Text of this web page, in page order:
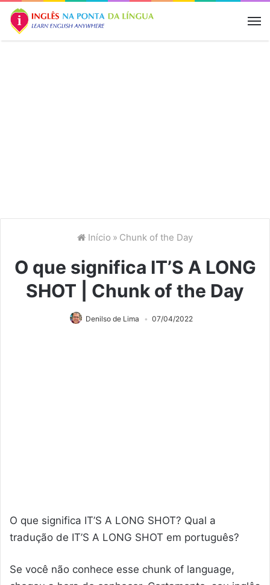
Início » Chunk of the Day
O que significa IT’S A LONG
SHOT | Chunk of the Day
Denilso de Lima 07/04/2022
O que significa IT’S A LONG SHOT? Qual a
tradução de IT’S A LONG SHOT em português?
Se você não conhece esse chunk of language,